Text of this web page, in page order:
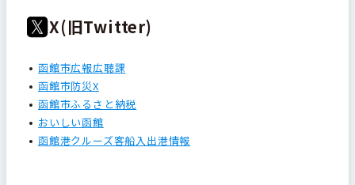
X(旧Twitter)
函館市広報広聴課
函館市防災X
函館市ふるさと納税
おいしい函館
函館港クルーズ客船入出港情報